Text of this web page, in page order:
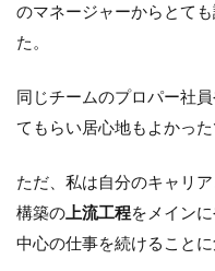
のマネージャーからとて
た。
同じチームのプロパー社
てもらい居心地もよかった
ただ、私は自分のキャリ
構築の 上流工程をメイン
中心の仕事を続けることに